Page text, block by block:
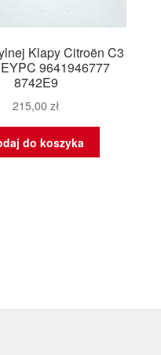
Klapy Citroën C3
9641946777
8742E9
215,00zł
do koszyka